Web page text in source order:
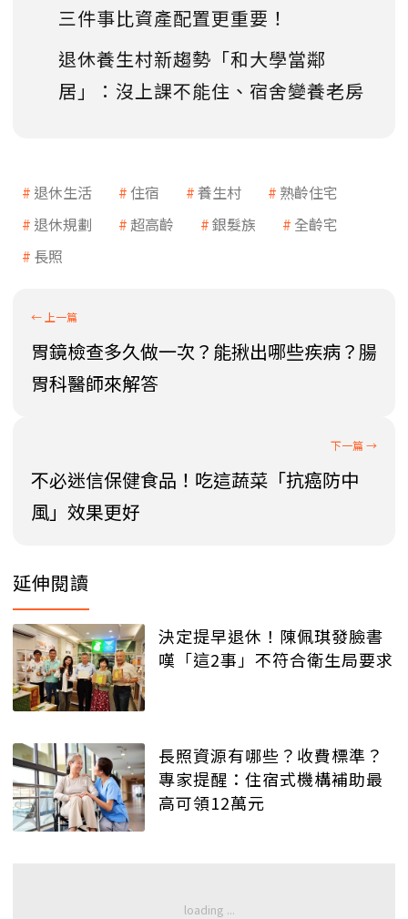
三件事比資產配置更重要！
退休養生村新趨勢「和大學當鄰
居」：沒上課不能住、宿舍變養老房
退休生活 住宿 養生村
熟齡住宅
退休規劃
超高齡 銀髮族
全齡宅
長照
胃鏡檢查多久做一次？能揪出哪些疾病？腸
胃科醫師來解答
不必迷信保健食品！吃這蔬菜「抗癌防中
風」效果更好
延伸閱讀
決定提早退休！陳佩琪發臉書
嘆「這2事」不符合衛生局要求
長照資源有哪些？收費標準？
專家提醒：住宿式機構補助最
高可領12萬元